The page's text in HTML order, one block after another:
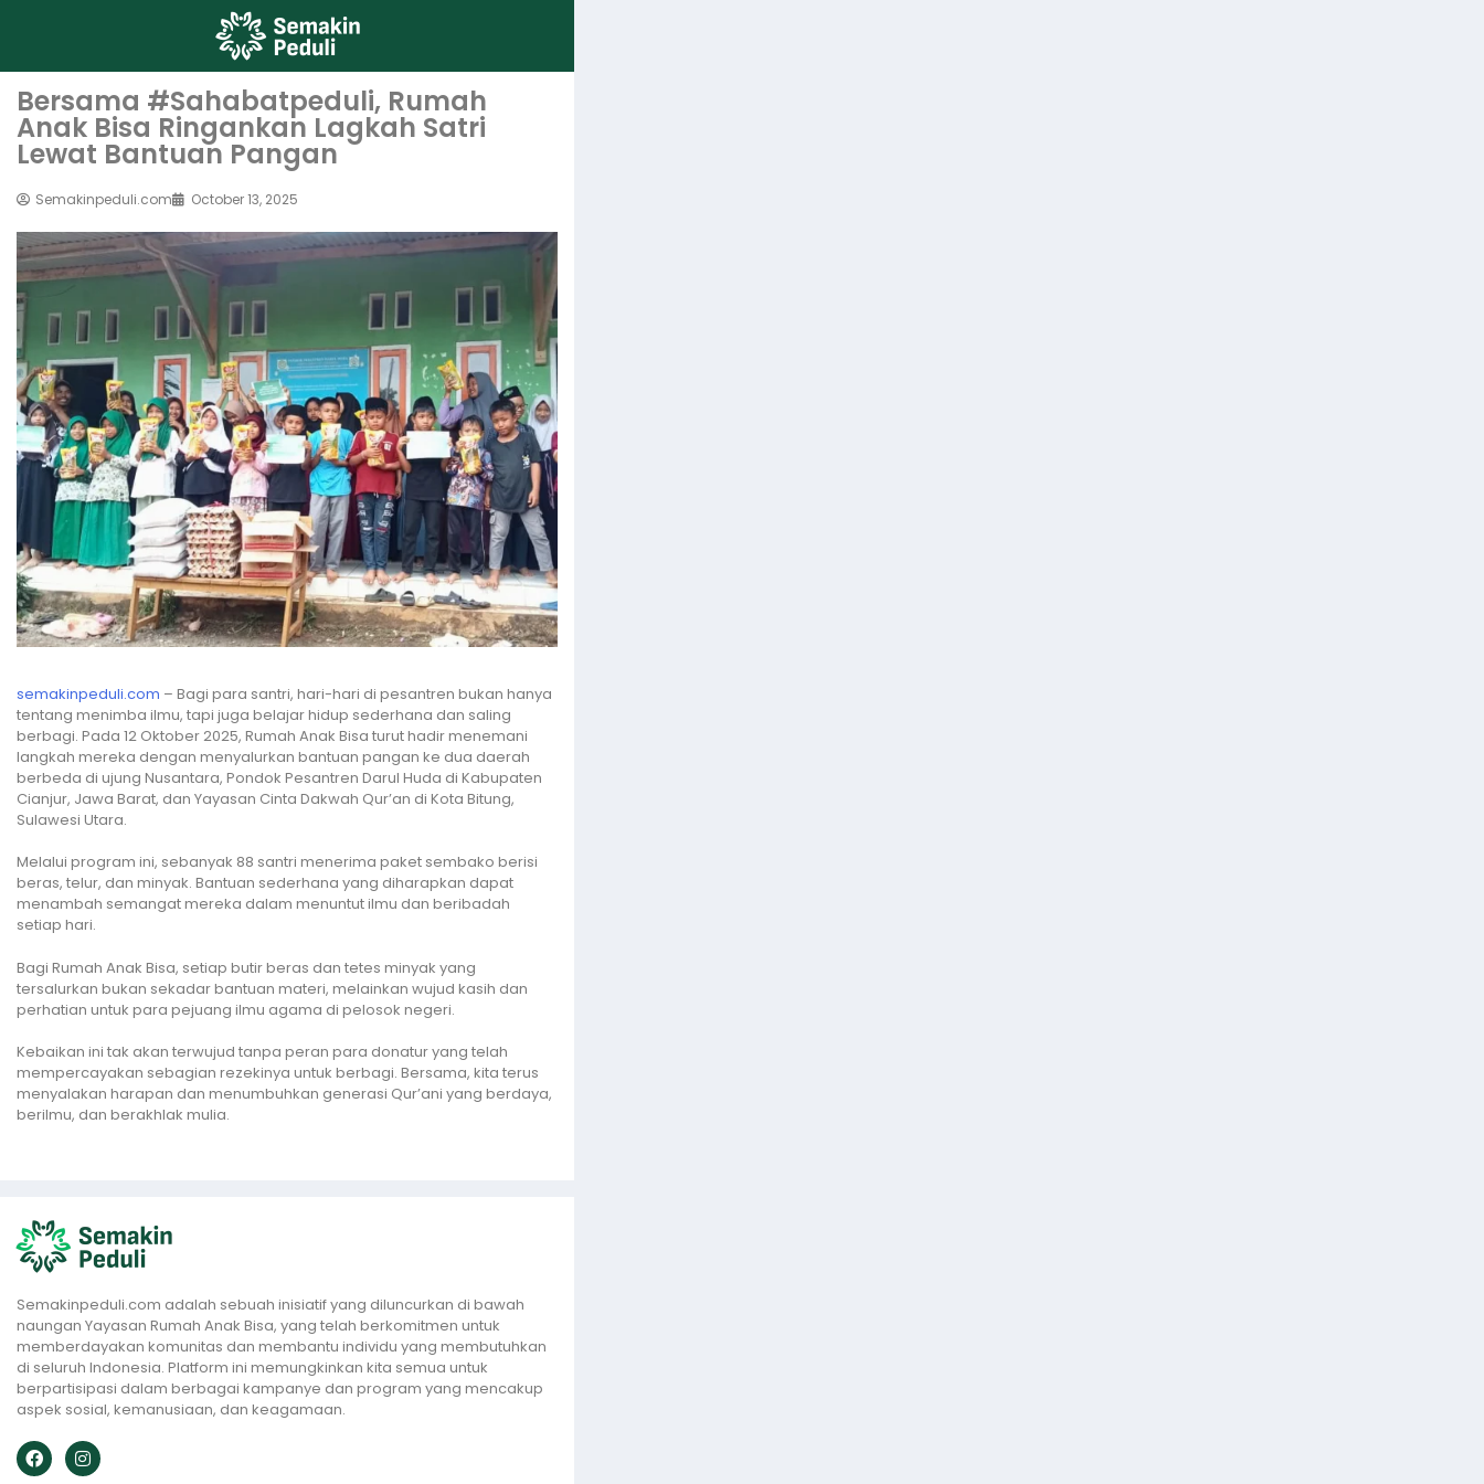
Bersama #Sahabatpeduli, Rumah
Anak Bisa Ringankan Lagkah Satri
Lewat Bantuan Pangan
Semakinpeduli.com October 13, 2025
semakinpeduli.com – Bagi para santri, hari-hari di pesantren bukan hanya
tentang menimba ilmu, tapi juga belajar hidup sederhana dan saling
berbagi. Pada 12 Oktober 2025, Rumah Anak Bisa turut hadir menemani
langkah mereka dengan menyalurkan bantuan pangan ke dua daerah
berbeda di ujung Nusantara, Pondok Pesantren Darul Huda di Kabupaten
Cianjur, Jawa Barat, dan Yayasan Cinta Dakwah Qur’an di Kota Bitung,
Sulawesi Utara.
Melalui program ini, sebanyak 88 santri menerima paket sembako berisi
beras, telur, dan minyak. Bantuan sederhana yang diharapkan dapat
menambah semangat mereka dalam menuntut ilmu dan beribadah
setiap hari.
Bagi Rumah Anak Bisa, setiap butir beras dan tetes minyak yang
tersalurkan bukan sekadar bantuan materi, melainkan wujud kasih dan
perhatian untuk para pejuang ilmu agama di pelosok negeri.
Kebaikan ini tak akan terwujud tanpa peran para donatur yang telah
mempercayakan sebagian rezekinya untuk berbagi. Bersama, kita terus
menyalakan harapan dan menumbuhkan generasi Qur’ani yang berdaya,
berilmu, dan berakhlak mulia.
Semakinpeduli.com adalah sebuah inisiatif yang diluncurkan di bawah
naungan Yayasan Rumah Anak Bisa, yang telah berkomitmen untuk
memberdayakan komunitas dan membantu individu yang membutuhkan
di seluruh Indonesia. Platform ini memungkinkan kita semua untuk
berpartisipasi dalam berbagai kampanye dan program yang mencakup
aspek sosial, kemanusiaan, dan keagamaan.